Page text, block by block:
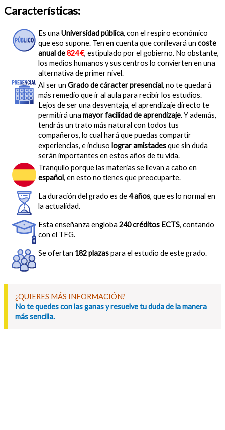
Características:
Es una Universidad pública, con el respiro económico
que eso supone. Ten en cuenta que conllevará un coste
anual de824 €, estipulado por el gobierno. No obstante,
los medios humanos y sus centros lo convierten en una
alternativa de primer nivel.
Al ser un Grado de cáracter presencial, no te quedará
más remedio que ir al aula para recibir los estudios.
Lejos de ser una desventaja, el aprendizaje directo te
permitirá una mayor facilidad de aprendizaje. Y además,
tendrás un trato más natural con todos tus
compañeros, lo cual hará que puedas compartir
experiencias, e incluso lograr amistadesque sin duda
serán importantes en estos años de tu vida.
Tranquilo porque las materias se llevan a cabo en
español, en esto no tienes que preocuparte.
La duración del grado es de4 años, que es lo normal en
la actualidad.
Esta enseñanza engloba 240 créditos ECTS, contando
con el TFG.
Se ofertan 182 plazaspara el estudio de este grado.
¿QUIERES MÁS INFORMACIÓN?
No te quedes con las ganas y resuelve tu duda de la manera
más sencilla.